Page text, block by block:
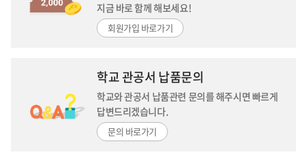
지금 바로 함께 해보세요!
회원가입 바로가기
학교 관공서 납품문의
학교와 관공서 납품관련 문의를 해주시면 빠르게
답변드리겠습니다.
문의 바로가기